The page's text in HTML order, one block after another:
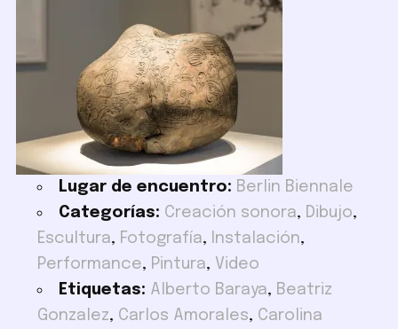
Lugar de encuentro: Berlin Biennale
Categorías: Creación sonora, Dibujo,
Escultura, Fotografía, Instalación,
Performance, Pintura, Video
Etiquetas: Alberto Baraya, Beatriz
Gonzalez, Carlos Amorales, Carolina